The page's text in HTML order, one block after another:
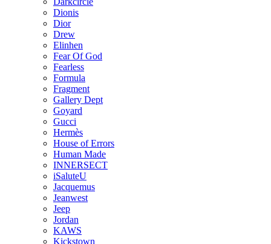
Dionis
Dior
Drew
Elinhen
Fear Of God
Fearless
Formula
Fragment
Gallery Dept
Goyard
Gucci
Hermès
House of Errors
Human Made
INNERSECT
iSaluteU
Jacquemus
Jeanwest
Jeep
Jordan
KAWS
Kickstown